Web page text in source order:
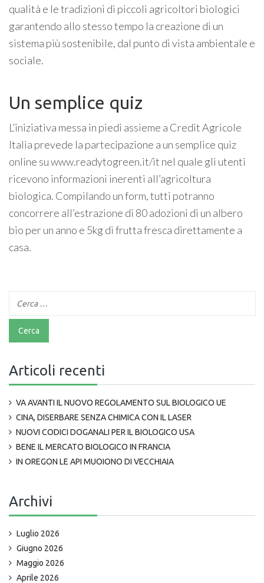
qualità e le tradizioni di piccoli agricoltori biologici
garantendo allo stesso tempo la creazione di un
sistema più sostenibile, dal punto di vista ambientale e
sociale.
Un semplice quiz
L’iniziativa messa in piedi assieme a Credit Agricole
Italia prevede la partecipazione a un semplice quiz
online su www.readytogreen.it/it nel quale gli utenti
ricevono informazioni inerenti all’agricoltura
biologica. Compilando un form, tutti potranno
concorrere all’estrazione di 80 adozioni di un albero
bio per un anno e 5kg di frutta fresca direttamente a
casa.
Articoli recenti
VA AVANTI IL NUOVO REGOLAMENTO SUL BIOLOGICO UE
CINA, DISERBARE SENZA CHIMICA CON IL LASER
NUOVI CODICI DOGANALI PER IL BIOLOGICO USA
BENE IL MERCATO BIOLOGICO IN FRANCIA
IN OREGON LE API MUOIONO DI VECCHIAIA
Archivi
Luglio 2026
Giugno 2026
Maggio 2026
Aprile 2026